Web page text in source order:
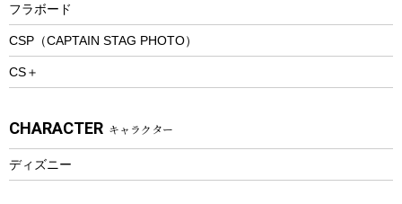
トレッキングアクセサリー
プレイグッズ
ウェルネス
ウェア、タオル
ウェア
フラボード
CSP（CAPTAIN STAG PHOTO）
CS＋
CHARACTER キャラクター
ディズニー